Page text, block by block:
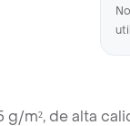
m², de alta